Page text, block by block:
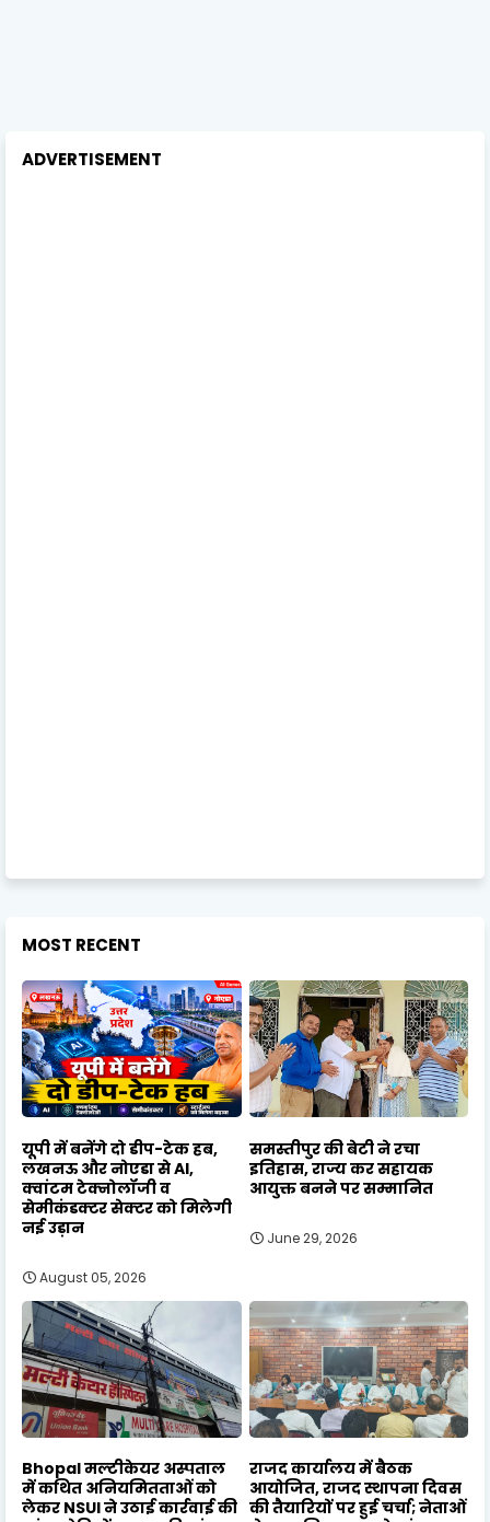
ADVERTISEMENT
MOST RECENT
यूपी में बनेंगे दो डीप-टेक हब,
लखनऊ और नोएडा से AI,
क्वांटम टेक्नोलॉजी व
सेमीकंडक्टर सेक्टर को मिलेगी
नई उड़ान
August 05, 2026
समस्तीपुर की बेटी ने रचा
इतिहास, राज्य कर सहायक
आयुक्त बनने पर सम्मानित
June 29, 2026
Bhopal मल्टीकेयर अस्पताल
में कथित अनियमितताओं को
लेकर NSUI ने उठाई कार्रवाई की
राजद कार्यालय में बैठक
आयोजित, राजद स्थापना दिवस
की तैयारियों पर हुई चर्चा; नेताओं